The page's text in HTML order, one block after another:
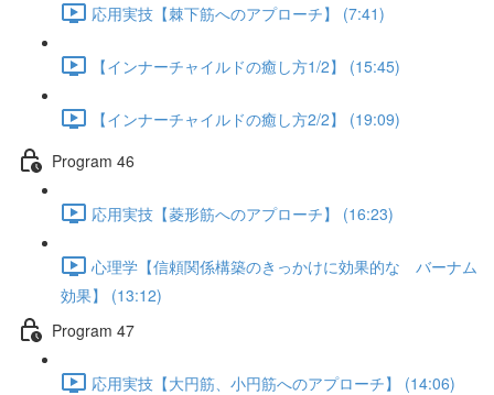
応用実技【棘下筋へのアプローチ】 (7:41)
【インナーチャイルドの癒し方1/2】 (15:45)
【インナーチャイルドの癒し方2/2】 (19:09)
Program 46
応用実技【菱形筋へのアプローチ】 (16:23)
心理学【信頼関係構築のきっかけに効果的な バーナム
効果】 (13:12)
Program 47
応用実技【大円筋、小円筋へのアプローチ】 (14:06)